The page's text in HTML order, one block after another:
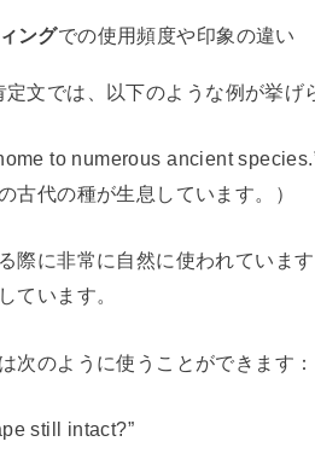
ングでの使用頻度や印象の違い
文では、以下のような例が挙げ
to numerous ancient
古代の種が生息しています。）
際に非常に自然に使われていま
ています。
次のように使うことができます：
still intact?”